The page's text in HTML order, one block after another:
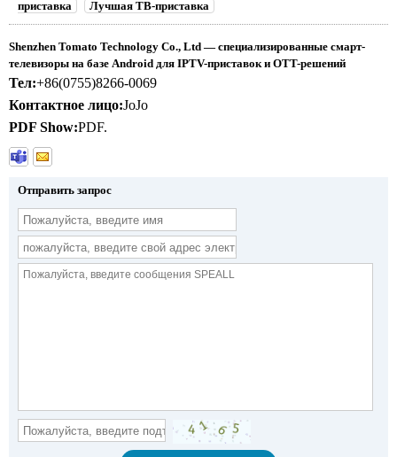
приставка
Лучшая ТВ-приставка
Shenzhen Tomato Technology Co., Ltd — специализированные смарт-
телевизоры на базе Android для IPTV-приставок и OTT-решений
Тел:+86(0755)8266-0069
Контактное лицо:JoJo
PDF Show:PDF.
Отправить запрос